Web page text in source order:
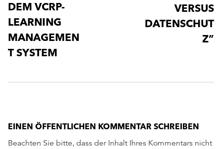
DEM VCRP-
LEARNING
MANAGEMEN
T SYSTEM
VERSUS
DATENSCHUT
Z”
EINEN ÖFFENTLICHEN KOMMENTAR SCHREIBEN
Beachten Sie bitte, dass der Inhalt Ihres Kommentars nicht